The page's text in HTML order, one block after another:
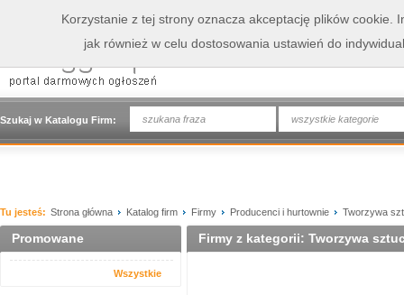
Szukaj w Katalogu Firm: wszystkie kategorie
Tu jesteś: Strona główna Katalog firm Firmy Producenci i hurtownie Tworzywa
Promowane
Wszystkie
Firmy z kategorii: Tworzywa
Korzystanie z tej strony oznacza akceptację plików cookie.
jak również w celu dostosowania ustawień do